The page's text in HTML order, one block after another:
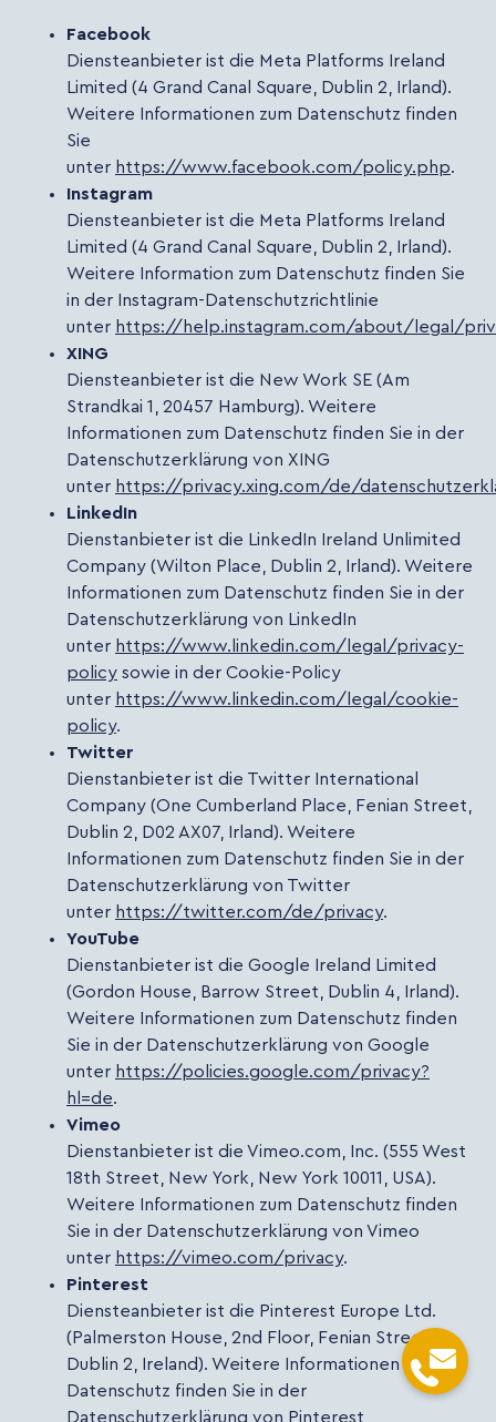
Facebook
Diensteanbieter ist die Meta Platforms Ireland
Limited (4 Grand Canal Square, Dublin 2, Irland).
Weitere Informationen zum Datenschutz finden
Sie
unter https://www.facebook.com/policy.php.
Instagram
Diensteanbieter ist die Meta Platforms Ireland
Limited (4 Grand Canal Square, Dublin 2, Irland).
Weitere Information zum Datenschutz finden Sie
in der Instagram-Datenschutzrichtlinie
unter https://help.instagram.com/about/legal/
XING
Diensteanbieter ist die New Work SE (Am
Strandkai 1, 20457 Hamburg). Weitere
Informationen zum Datenschutz finden Sie in der
Datenschutzerklärung von XING
unter https://privacy.xing.com/de/
LinkedIn
Dienstanbieter ist die LinkedIn Ireland Unlimited
Company (Wilton Place, Dublin 2, Irland). Weitere
Informationen zum Datenschutz finden Sie in der
Datenschutzerklärung von LinkedIn
unter https://www.linkedin.com/legal/privacy-
policy sowie in der Cookie-Policy
unter https://www.linkedin.com/legal/cookie-
policy.
Twitter
Dienstanbieter ist die Twitter International
Company (One Cumberland Place, Fenian Street,
Dublin 2, D02 AX07, Irland). Weitere
Informationen zum Datenschutz finden Sie in der
Datenschutzerklärung von Twitter
unter https://twitter.com/de/privacy.
YouTube
Dienstanbieter ist die Google Ireland Limited
(Gordon House, Barrow Street, Dublin 4, Irland).
Weitere Informationen zum Datenschutz finden
Sie in der Datenschutzerklärung von Google
unter https://policies.google.com/privacy?
hl=de.
Vimeo
Dienstanbieter ist die Vimeo.com, Inc. (555 West
18th Street, New York, New York 10011, USA).
Weitere Informationen zum Datenschutz finden
Sie in der Datenschutzerklärung von Vimeo
unter https://vimeo.com/privacy.
Pinterest
Diensteanbieter ist die Pinterest Europe Ltd.
(Palmerston House, 2nd Floor, Fenian Street,
Dublin 2, Ireland). Weitere Informationen zum
Datenschutz finden Sie in der
Datenschutzerklärung von Pinterest